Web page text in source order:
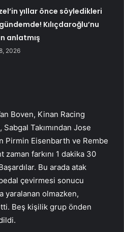
yıllar önce söyledikleri
Kılıçdaroğlu’nu
anlatmış
2026
Boven, Kinan Racing
Sabgal Takımından Jose
Pirmin Eisenbarth ve Rembe
zaman farkını 1 dakika 30
Bu arada atak
pedal çevirmesi sonucu
yaralanan olmazken,
Beş kişilik grup önden